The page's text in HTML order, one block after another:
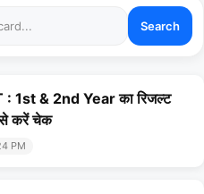
Search
1st & 2nd Year का रिजल्ट
करें चेक
PM